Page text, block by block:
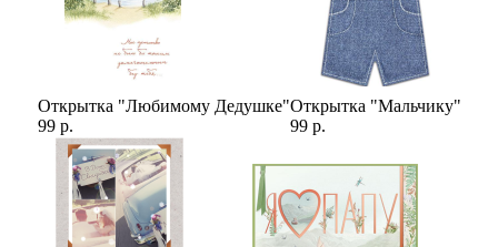
Открытка "Любимому Дедушке"
99 р.
Открытка "Мальчику"
99 р.